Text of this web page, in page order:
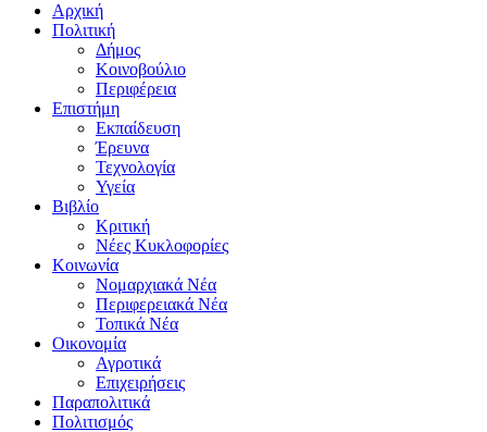
Αρχική
Πολιτική
Δήμος
Κοινοβούλιο
Περιφέρεια
Επιστήμη
Εκπαίδευση
Έρευνα
Τεχνολογία
Υγεία
Βιβλίο
Κριτική
Νέες Κυκλοφορίες
Κοινωνία
Νομαρχιακά Νέα
Περιφερειακά Νέα
Τοπικά Νέα
Οικονομία
Αγροτικά
Επιχειρήσεις
Παραπολιτικά
Πολιτισμός